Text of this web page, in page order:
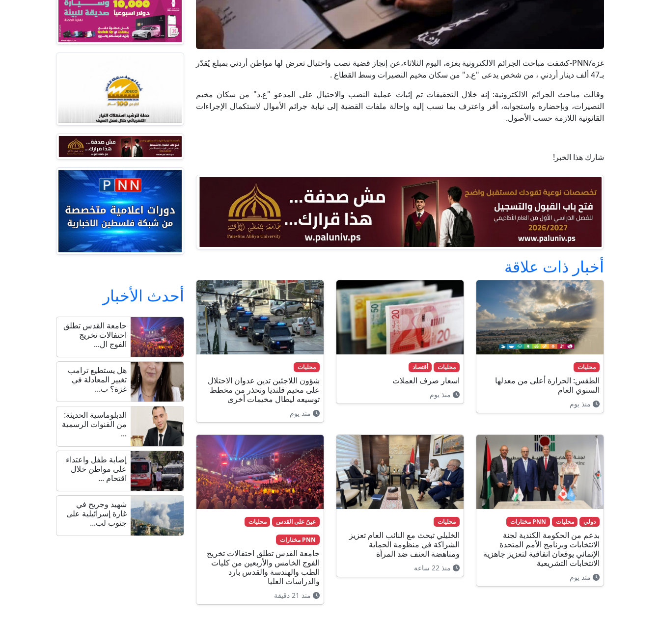
غزة/PNN-كشفت مباحث الجرائم الالكترونية بغزة، اليوم الثلاثاء،عن إنجاز قضية نصب واحتيال تعرض لها مواطن أردني بمبلغ يُقدّر
بـ47 ألف دينار أردني ، من شخص يدعى "ع.د" من سكان مخيم النصيرات وسط القطاع .
وقالت مباحث الجرائم الالكترونية: إنه خلال التحقيقات تم إثبات عملية النصب والاحتيال على المدعو "ع.د" من سكان مخيم
النصيرات، وبإحضاره واستجوابه، أقر واعترف بما نسب إليه وإحالة ملفات القضية إلى نيابة جرائم الأموال لاستكمال الإجراءات
القانونية اللازمة حسب الأصول.
شارك هذا الخبر!
أخبار ذات علاقة
محليات
الطقس: الحرارة أعلى من معدلها
السنوي العام
منذ يوم
محليات أقتصاد
اسعار صرف العملات
منذ يوم
محليات
شؤون اللاجئين تدين عدوان الاحتلال
على مخيم قلنديا وتحذر من مخطط
توسيعه ليطال مخيمات أخرى
منذ يوم
دولي محليات PNN مختارات
بدعم من الحكومة الكندية لجنة
الانتخابات وبرنامج الأمم المتحدة
الإنمائي يوقعان اتفاقية لتعزيز جاهزية
الانتخابات التشريعية
منذ يوم
محليات
الخليلي تبحث مع النائب العام تعزيز
الشراكة في منظومة الحماية
ومناهضة العنف ضد المرأة
منذ 22 ساعة
عينٌ على القدس محليات
PNN مختارات
جامعة القدس تطلق احتفالات تخريج
الفوج الخامس والأربعين من كليات
الطب والهندسة والقدس بارد
والدراسات العليا
منذ 21 دقيقة
أحدث الأخبار
جامعة القدس تطلق
احتفالات تخريج
الفوج ال...
هل يستطيع ترامب
تغيير المعادلة في
غزة؟ ب...
الدبلوماسية الحديثة:
من القنوات الرسمية
...
إصابة طفل واعتداء
على مواطن خلال
اقتحام ...
شهيد وجريح في
غارة إسرائيلية على
جنوب لب...